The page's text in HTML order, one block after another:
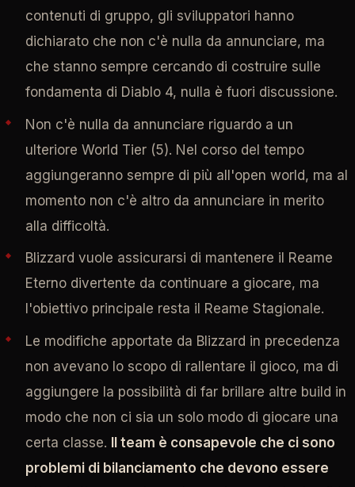
contenuti di gruppo, gli sviluppatori hanno
dichiarato che non c'è nulla da annunciare, ma
che stanno sempre cercando di costruire sulle
fondamenta di Diablo 4, nulla è fuori discussione.
Non c'è nulla da annunciare riguardo a un
ulteriore World Tier (5). Nel corso del tempo
aggiungeranno sempre di più all'open world, ma al
momento non c'è altro da annunciare in merito
alla difficoltà.
Blizzard vuole assicurarsi di mantenere il Reame
Eterno divertente da continuare a giocare, ma
l'obiettivo principale resta il Reame Stagionale.
Le modifiche apportate da Blizzard in precedenza
non avevano lo scopo di rallentare il gioco, ma di
aggiungere la possibilità di far brillare altre build in
modo che non ci sia un solo modo di giocare una
certa classe. Il team è consapevole che ci sono
problemi di bilanciamento che devono essere